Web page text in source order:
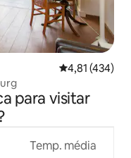
4,81 de uma
4,81 (434)
para visitar
Temp. média